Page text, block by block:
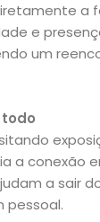
a
e
um
a conexão
a sair
pessoal.